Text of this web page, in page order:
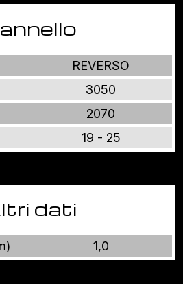
REVERSO
3050
2070
19 - 25
dati
1,0